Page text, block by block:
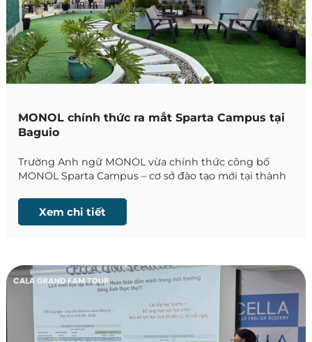
MONOL chính thức ra mắt Sparta Campus tại
Baguio
Trường Anh ngữ MONOL vừa chính thức công bố
MONOL Sparta Campus – cơ sở đào tạo mới tại thành
dựng theo mô hình Sparta với chương trình học
chuyên sâu, môi trường kỷ luật và hệ thống quản lý
Xem chi tiết